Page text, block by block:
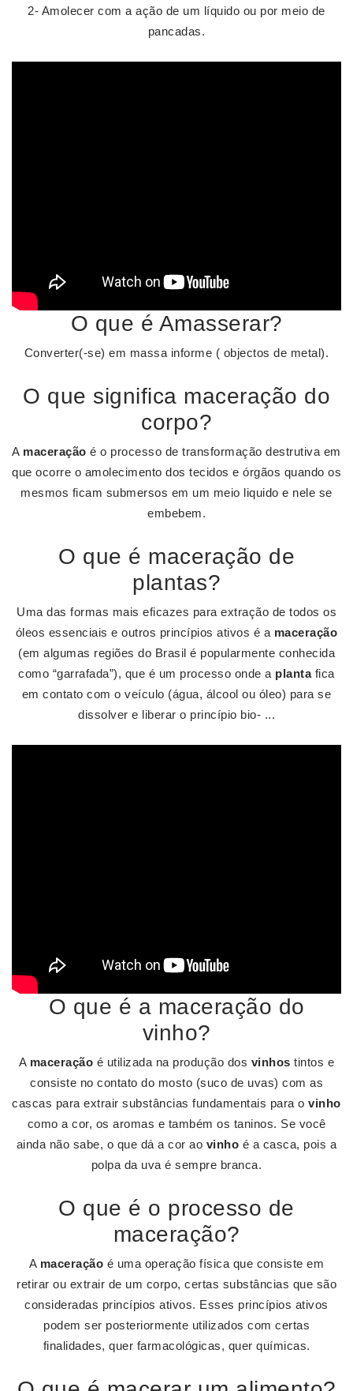
2- Amolecer com a ação de um líquido ou por meio de
pancadas.
O que é Amasserar?
Converter(-se) em massa informe ( objectos de metal).
O que significa maceração do
corpo?
A maceração é o processo de transformação destrutiva em
que ocorre o amolecimento dos tecidos e órgãos quando os
mesmos ficam submersos em um meio liquido e nele se
embebem.
O que é maceração de
plantas?
Uma das formas mais eficazes para extração de todos os
óleos essenciais e outros princípios ativos é a maceração
(em algumas regiões do Brasil é popularmente conhecida
como “garrafada”), que é um processo onde a plantafica
em contato com o veículo (água, álcool ou óleo) para se
dissolver e liberar o princípio bio- ...
O que é a maceração do
vinho?
A maceração é utilizada na produção dos vinhos tintos e
consiste no contato do mosto (suco de uvas) com as
cascas para extrair substâncias fundamentais para ovinho
como a cor, os aromas e também os taninos. Se você
ainda não sabe, o que dá a cor ao vinho é a casca, pois a
polpa da uva é sempre branca.
O que é o processo de
maceração?
A maceração é uma operação física que consiste em
retirar ou extrair de um corpo, certas substâncias que são
consideradas princípios ativos. Esses princípios ativos
podem ser posteriormente utilizados com certas
finalidades, quer farmacológicas, quer químicas.